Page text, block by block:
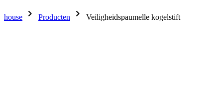
house chevron_right Producten chevron_right Veiligheidspaumelle kogelstift